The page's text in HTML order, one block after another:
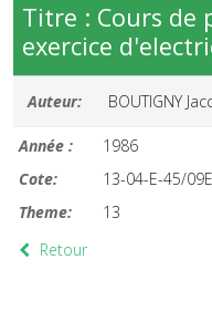
Titre : Cours de
exercice
Auteur: BOUTIGNY
Année :
1986
Cote:
13-04-E-45/
Theme:
13
Retour